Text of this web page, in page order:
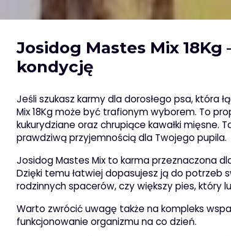
Josidog Mastes Mix
kondycję
Jeśli szukasz karmy dla dorosłego psa, która
Mix 18Kg może być trafionym wyborem. To
kukurydziane oraz chrupiące kawałki mięsne.
prawdziwą przyjemnością dla Twojego pupila.
Josidog Mastes Mix to karma przeznaczona
Dzięki temu łatwiej dopasujesz ją do
rodzinnych spacerów, czy większy pies, który
Warto zwrócić uwagę także na kompleks
funkcjonowanie organizmu na co dzień.